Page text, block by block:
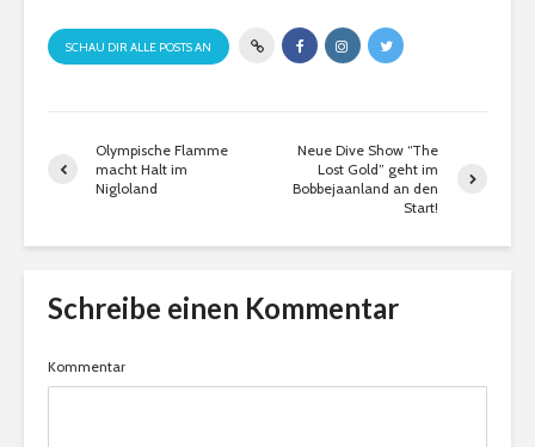
SCHAU DIR ALLE POSTS AN
Olympische Flamme
macht Halt im
Nigloland
Neue Dive Show “The
Lost Gold” geht im
Bobbejaanland an den
Start!
Schreibe einen Kommentar
Kommentar